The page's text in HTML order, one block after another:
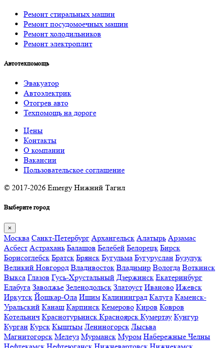
Ремонт стиральных машин
Ремонт посудомоечных машин
Ремонт холодильников
Ремонт электроплит
Автотехпомощь
Эвакуатор
Автоэлектрик
Отогрев авто
Техпомощь на дороге
Цены
Контакты
О компании
Вакансии
Пользовательское соглашение
© 2017-2026 Emergy Нижний Тагил
Выберите город
×
Москва Санкт-Петербург Архангельск Алатырь Арзамас
Асбест Астрахань Балашов Белебей Белорецк Бирск
Борисоглебск Братск Брянск Бугульма Бугуруслан Бузулук
Великий Новгород Владивосток Владимир Вологда Воткинск
Выкса Глазов Гусь-Хрустальный Дзержинск Екатеринбург
Елабуга Заволжье Зеленодольск Златоуст Иваново Ижевск
Иркутск Йошкар-Ола Ишим Калининград Калуга Каменск-
Уральский Канаш Карпинск Кемерово Киров Ковров
Котельнич Краснотурьинск Красноярск Кумертау Кунгур
Курган Курск Кыштым Лениногорск Лысьва
Магнитогорск Мелеуз Мурманск Муром Набережные Челны
Нефтекамск Нефтеюганск Нижневартовск Нижнекамск